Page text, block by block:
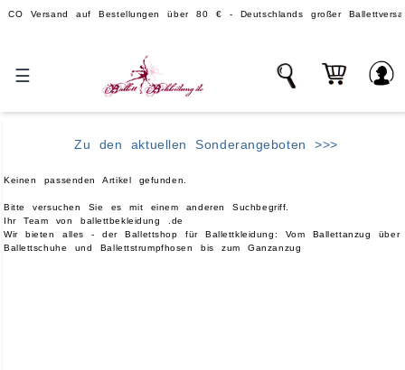
Versand auf Bestellungen über 80 € - Deutschlands großer Ballettversand.
☰
Zu den aktuellen Sonderangeboten >>>
Keinen passenden Artikel gefunden.
Bitte versuchen Sie es mit einem anderen Suchbegriff.
Ihr Team von ballettbekleidung .de
Wir bieten alles - der Ballettshop für Ballettkleidung: Vom Ballettanzug über
Ballettschuhe und Ballettstrumpfhosen bis zum Ganzanzug